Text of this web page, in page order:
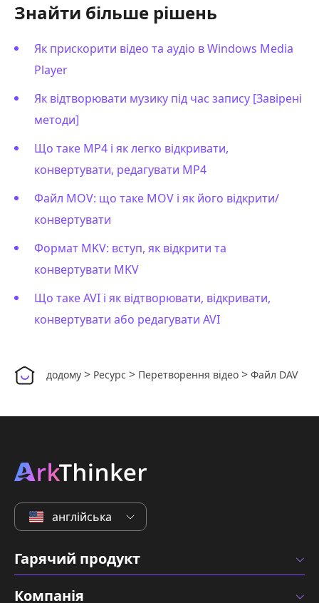
Знайти більше рішень
Як прискорити відео та аудіо в Windows Media
Player
Як відтворювати музику під час запису [Завірені
методи]
Що таке MP4 і як легко відкривати,
конвертувати, редагувати MP4
Файл MOV: що таке MOV і як його відкрити/
конвертувати
Формат MKV: вступ, як відкрити та
конвертувати MKV
Що таке AVI і як відтворювати, відкривати,
конвертувати або редагувати AVI
додому > Ресурс > Перетворення відео > Файл DAV
англійська
Гарячий продукт
Компанія